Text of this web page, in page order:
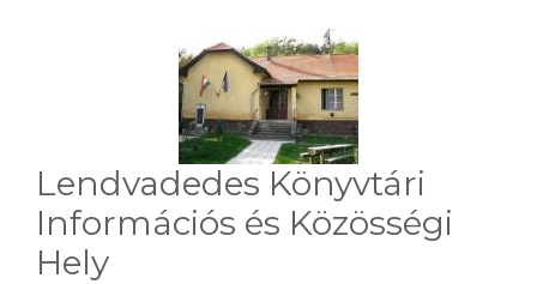
Lendvadedes Könyvtári
Információs és Közösségi
Hely